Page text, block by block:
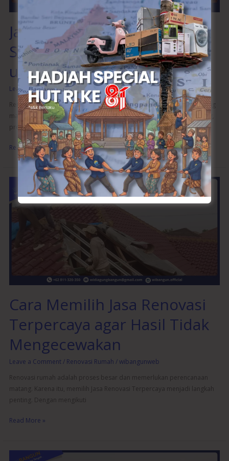
Jasa Renovasi Terpercaya di
Semarang: Pilihan Terbaik
untuk Proyek Anda
Leave a Comment/Renovasi Rumah/wibangunweb
Renovasi bangunan membutuhkan perencanaan dan pelaksanaan yang
matang. Dengan menggunakan Jasa Renovasi Terpercaya di Semarang,
proses renovasi dapat berjalan
Read More »
Cara Memilih Jasa Renovasi
Terpercaya agar Hasil Tidak
Mengecewakan
Leave a Comment / Renovasi Rumah /wibangunweb
Renovasi rumah adalah proses besar dan memerlukan perencanaan
matang. Karena itu, memilih Jasa Renovasi Terpercaya menjadi langkah
penting. Dengan mengikuti
Memilih
Jasa
Terpercaya
agar
Read More »